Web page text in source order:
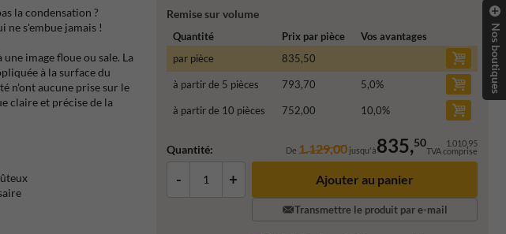
Remise sur volume
Quantité Prix par pièce
Vos avantages
par pièce
835,50
à partir de 5 pièces 793,70 5,0%
à partir de 10 pièces 752,00 10,0%
Quantité: De 1.129,00 jusqu'à835,50 1.010,95
TVA comprise
- + Ajouter au panier
Transmettre le produit par e-mail
la condensation ?
ne s'embue jamais !
image floue ou sale. La
à la surface du
n'ont aucune prise sur le
claire et précise de la
Nos boutiques